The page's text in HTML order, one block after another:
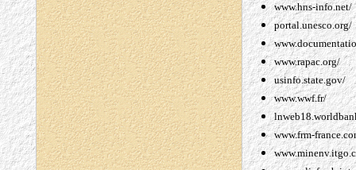
www.hns-info.net/
portal.unesco.org/
www.rapac.org/
usinfo.state.gov/
www.wwf.fr/
www.frm-